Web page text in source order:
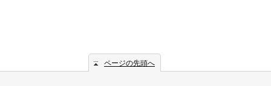
ページの先頭へ